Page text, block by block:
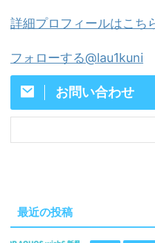
詳細プロフィールはこち
フォローする@lau1kuni
お問い合わせ
最近の投稿